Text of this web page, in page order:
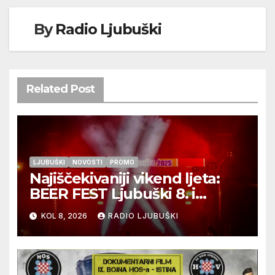
ByRadio Ljubuški
Related Post
LJUBUŠKI NOVOSTI PROMO
Najiščekivaniji vikend ljeta:
BEER FEST Ljubuški 8. i
9.kolovoza
KOL 8, 2026 RADIO LJUBUŠKI